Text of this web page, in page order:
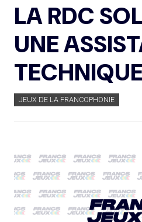
LA RDC
UNE
TECHNIQUE
JEUX DE LA FRANCOPHONIE